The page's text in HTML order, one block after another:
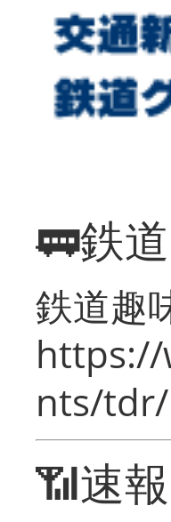
🚃鉄
鉄道趣
https://
nts/tdr/
📶速